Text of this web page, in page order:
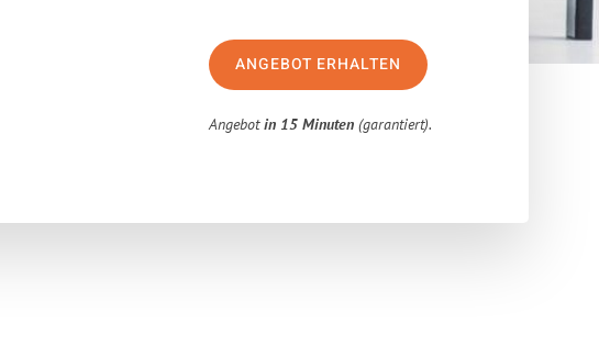
ANGEBOT ERHALTEN
Angebotin 15 Minuten (garantiert).